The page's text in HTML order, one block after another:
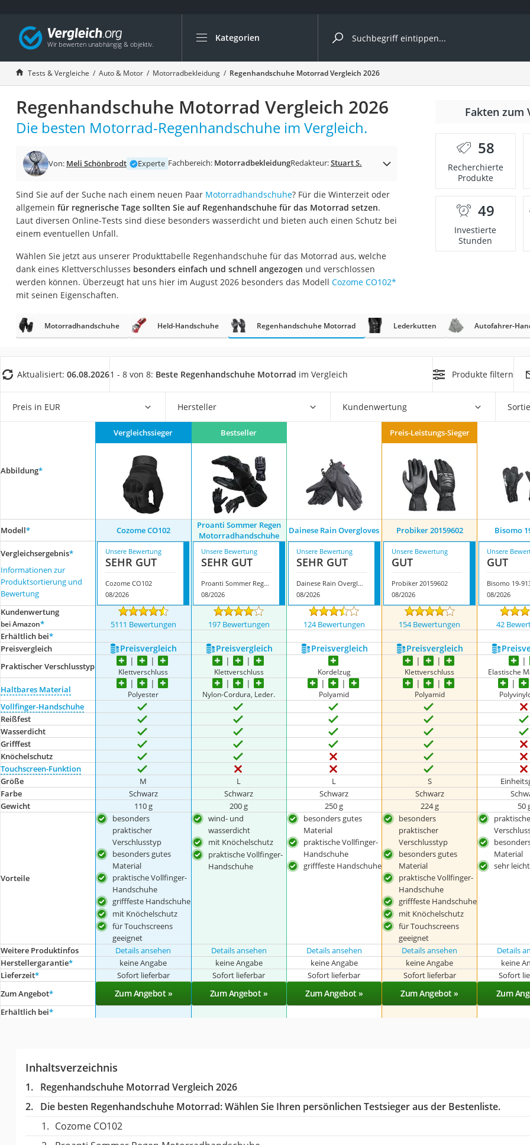
Kategorien
Die beliebtesten Vergleiche nach Kategorie
Auto & Motor
Fahrradträger-Anhängerkupplung (4 Fahrräder)
Fahrradträger
Fahrradträger (Anhängerkupplung)
Benzinkanister (20 l)
Fahrradträger E-Bike
Benzinkanister
Wagenheber 3t
AGM-Batterie Wohnmobil
Sommerreifen 205/55 R16
Starthilfe mit Kompressor
Felgenbaum
Diesel-Additiv
Wagenheber
Service
Tests & Vergleiche Auto & Motor Motorradbekleidung Regenhandschuhe Motorrad Vergleich 2026
Regenhandschuhe Motorrad Vergleich 2026
Die besten Motorrad-Regenhandschuhe im Vergleich.
Von: Meli Schönbrodt Experte Fachbereich: MotorradbekleidungRedakteur:Stuart S.
Sind Sie auf der Suche nach einem neuen Paar Motorradhandschuhe? Für die Winterzeit oder
allgemein für regnerische Tage sollten Sie auf Regenhandschuhe für das Motorrad setzen.
Laut diversen Online-Tests sind diese besonders wasserdicht und bieten auch einen Schutz bei
einem eventuellen Unfall.
Wählen Sie jetzt aus unserer Produkttabelle Regenhandschuhe für das Motorrad aus, welche
dank eines Klettverschlusses besonders einfach und schnell angezogen und verschlossen
werden können. Überzeugt hat uns hier im August 2026 besonders das Modell Cozome ‎CO102*
mit seinen Eigenschaften.
Fakten zum
58
Recherchierte
Produkte
49
Investierte
Stunden
Motorradhandschuhe Held-Handschuhe Regenhandschuhe Motorrad Lederkutten Autofahrer-
Aktualisiert: 06.08.20261 - 8 von 8: Beste Regenhandschuhe Motorrad im Vergleich Produkte filtern
Preis in EUR Hersteller Kundenwertung
Abbildung*
Vergleichssieger Bestseller Preis-Leistungs-Sieger
Modell* Cozome ‎CO102
Proanti Sommer Regen
Motorradhandschuhe
Dainese Rain Overgloves Probiker ‎20159602 Bisomo
Vergleichsergebnis*
Informationen zur
Produktsortierung und
Bewertung
Unsere Bewertung
SEHR GUT
Cozome ‎CO102
08/2026
Unsere Bewertung
SEHR GUT
Proanti Sommer Regen Motorradhandschuhe
08/2026
Unsere Bewertung
SEHR GUT
Dainese Rain Overgloves
08/2026
Unsere Bewertung
GUT
Probiker ‎20159602
08/2026
Unsere
GUT
Bisomo 19-
08/2026
Kundenwertung
bei Amazon* 5111 Bewertungen 197 Bewertungen 124 Bewertungen 154 Bewertungen 42
Erhältlich bei*
Preis­vergleich
Preis­vergleich Preis­vergleich Preis­vergleich Preis­vergleich
Praktischer Verschlusstyp Klettverschluss Klettverschluss Kordelzug Klettverschluss Elastische
Haltbares Material Polyester Nylon-Cordura, Leder. Polyamid Polyamid
Vollfinger-Handschuhe
Reißfest
Wasserdicht
Grifffest
Knöchelschutz
Touchscreen-Funktion
Größe
M L L S
Farbe
Schwarz Schwarz Schwarz Schwarz
Gewicht
110 g 200 g 250 g 224 g 50
Vorteile
besonders
praktischer
Verschlusstyp
besonders gutes
Material
praktische Vollfinger-
Handschuhe
grifffeste Handschuhe
mit Knöchelschutz
für Touchscreens
geeignet
wind- und
wasserdicht
mit Knöchelschutz
praktische Vollfinger-
Handschuhe
besonders gutes
Material
praktische Vollfinger-
Handschuhe
grifffeste Handschuhe
besonders
praktischer
Verschlusstyp
besonders gutes
Material
praktische Vollfinger-
Handschuhe
grifffeste Handschuhe
mit Knöchelschutz
für Touchscreens
geeignet
Material
sehr leicht
Weitere Produktinfos Details ansehen Details ansehen Details ansehen Details ansehen Details
Herstellergarantie* keine Angabe keine Angabe keine Angabe keine Angabe keine
Lieferzeit* Sofort lieferbar Sofort lieferbar Sofort lieferbar Sofort lieferbar Sofort
Zum Angebot* Zum Angebot » Zum Angebot » Zum Angebot » Zum Angebot » Zum
Erhältlich bei*
Inhaltsverzeichnis
Regenhandschuhe Motorrad Vergleich 2026
Die besten Regenhandschuhe Motorrad:Wählen Sie Ihren persönlichen Testsieger aus der Bestenliste.
Cozome ‎CO102